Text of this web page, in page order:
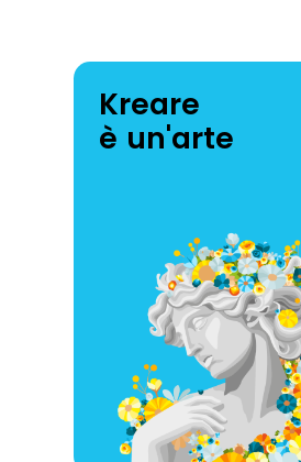
Kreare
è un'arte